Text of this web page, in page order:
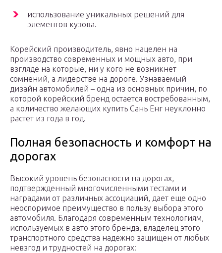
использование уникальных решений для
элементов кузова.
Корейский производитель, явно нацелен на
производство современных и мощных авто, при
взгляде на которые, ни у кого не возникнет
сомнений, а лидерстве на дороге. Узнаваемый
дизайн автомобилей – одна из основных причин, по
которой корейский бренд остается востребованным,
а количество желающих купить Сань Енг неуклонно
растет из года в год.
Полная безопасность и комфорт на
дорогах
Высокий уровень безопасности на дорогах,
подтвержденный многочисленными тестами и
наградами от различных ассоциаций, дает еще одно
неоспоримое преимущество в пользу выбора этого
автомобиля. Благодаря современным технологиям,
используемых в авто этого бренда, владелец этого
транспортного средства надежно защищен от любых
невзгод и трудностей на дорогах: